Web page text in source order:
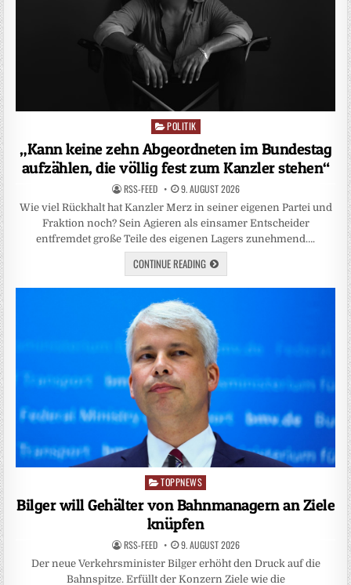
Posted
in
POLITIK
„Kann keine zehn Abgeordneten im Bundestag
aufzählen, die völlig fest zum Kanzler stehen“
RSS-FEED 9. AUGUST 2026
Wie viel Rückhalt hat Kanzler Merz in seiner eigenen Partei und
Fraktion noch? Sein Agieren als einsamer Entscheider
entfremdet große Teile des eigenen Lagers zunehmend….
CONTINUE READING
Posted
TOPPNEWS
Bilger will Gehälter von Bahnmanagern an Ziele
knüpfen
RSS-FEED 9. AUGUST 2026
Der neue Verkehrsminister Bilger erhöht den Druck auf die
Bahnspitze. Erfüllt der Konzern Ziele wie die